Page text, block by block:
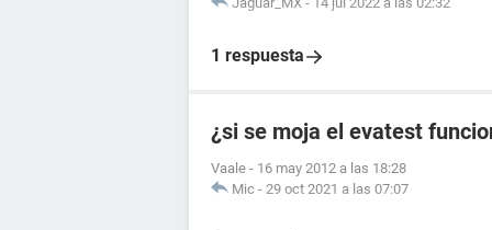
1 respuesta
¿si se moja el evatest
Vaale - 16 may 2012 a las 18:28
Mic - 29 oct 2021 a las 07:07